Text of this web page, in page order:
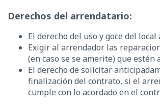
Derechos del arrendatario:
El derecho del uso y goce del local
Exigir al arrendador las
(en caso se se amerite) que estén
El derecho de solicitar
finalización del contrato, si el
cumple con lo acordado en el